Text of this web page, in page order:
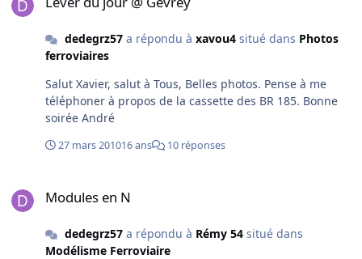
auto-collants "75 JAHRE BLS", l'un est flou, l'autre
locomotive, mais ou le placer ! Merci pour votre aide. A
+ André
dedegrz57a répondu à xavou4situé dans Photos
ferroviaires
Salut Xavier, salut à Tous, Belles photos. Pense à me
téléphoner à propos de la cassette des BR 185. Bonne
soirée André
27 mars 201016 ans 10 réponses
Modules en N
dedegrz57a répondu à Rémy 54situé dans
Modélisme Ferroviaire